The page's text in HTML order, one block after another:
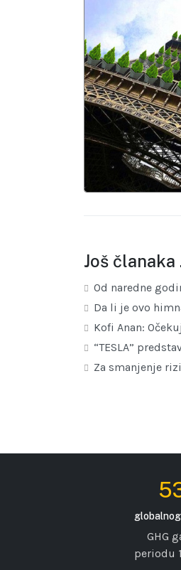
Još
Od naredne
Da li je ovo
Kofi Anan:
“TESLA”
Za smanjenje
GHG
periodu